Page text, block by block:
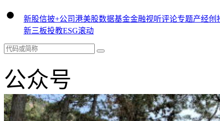
新股信披+公司港美股数据基金金融视听评论专题产经创
新三板投教ESG滚动
公众号